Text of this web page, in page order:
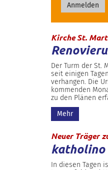
Anmelden
Kirche St.
Der Turm der St.
seit einigen
verhangen. Die
kommenden
zu den Plänen
Mehr
Neuer Träger
katholino
In diesen Tagen